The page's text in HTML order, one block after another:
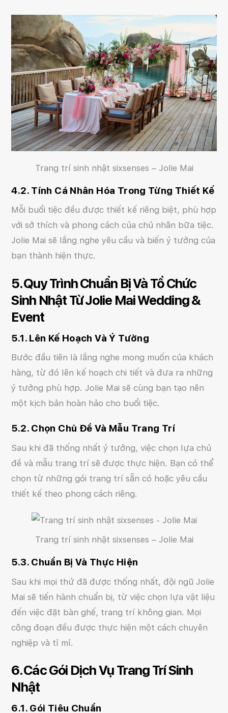
Trang trí sinh nhật sixsenses – Jolie Mai
4.2. Tính Cá Nhân Hóa Trong Từng Thiết Kế
Mỗi buổi tiệc đều được thiết kế riêng biệt, phù hợp
với sở thích và phong cách của chủ nhân bữa tiệc.
Jolie Mai sẽ lắng nghe yêu cầu và biến ý tưởng của
bạn thành hiện thực.
5. Quy Trình Chuẩn Bị Và Tổ Chức
Sinh Nhật Từ Jolie Mai Wedding &
Event
5.1. Lên Kế Hoạch Và Ý Tưởng
Bước đầu tiên là lắng nghe mong muốn của khách
hàng, từ đó lên kế hoạch chi tiết và đưa ra những
ý tưởng phù hợp. Jolie Mai sẽ cùng bạn tạo nên
một kịch bản hoàn hảo cho buổi tiệc.
5.2. Chọn Chủ Đề Và Mẫu Trang Trí
Sau khi đã thống nhất ý tưởng, việc chọn lựa chủ
đề và mẫu trang trí sẽ được thực hiện. Bạn có thể
chọn từ những gói trang trí sẵn có hoặc yêu cầu
thiết kế theo phong cách riêng.
Trang trí sinh nhật sixsenses – Jolie Mai
5.3. Chuẩn Bị Và Thực Hiện
Sau khi mọi thứ đã được thống nhất, đội ngũ Jolie
Mai sẽ tiến hành chuẩn bị, từ việc chọn lựa vật liệu
đến việc đặt bàn ghế, trang trí không gian. Mọi
công đoạn đều được thực hiện một cách chuyên
nghiệp và tỉ mỉ.
6. Các Gói Dịch Vụ Trang Trí Sinh
Nhật
6.1. Gói Tiêu Chuẩn